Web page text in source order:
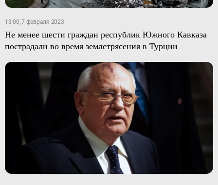
13:00, 7 февраля 2023
Не менее шести граждан республик Южного Кавказа
пострадали во время землетрясения в Турции